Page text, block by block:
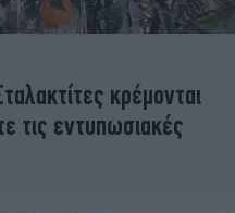
κρέμονται
τις εντυπωσιακές